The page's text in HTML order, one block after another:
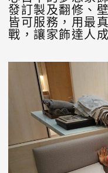
發訂製及翻修、
皆可服務，用最
戰，讓家飾達人